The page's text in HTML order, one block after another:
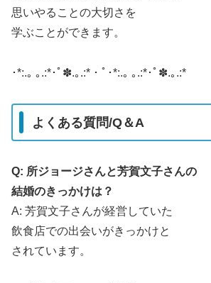
思いやることの大切さを
学ぶことができます。
･*:.｡ ｡.:*･ﾟ✽.｡.:*・ﾟ･*:.｡ ｡.:*･ﾟ✽.｡.:*
よくある質問/Q＆A
Q: 所ジョージさんと芳賀文子さんの
結婚のきっかけは？
A: 芳賀文子さんが経営していた
飲食店での出会いがきっかけと
されています。